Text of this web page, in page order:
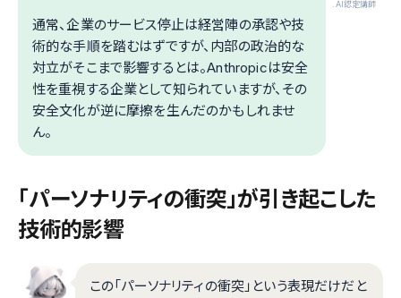
.AI認定講師
通常、企業のサービス停止は経営陣の承認や技
術的な手順を踏むはずですが、内部の政治的な
対立がそこまで影響するとは。Anthropicは安全
性を重視する企業として知られていますが、その
安全文化が逆に摩擦を生んだのかもしれませ
ん。
「パーソナリティの衝突」が引き起こした
技術的影響
この「パーソナリティの衝突」という表現だけだと